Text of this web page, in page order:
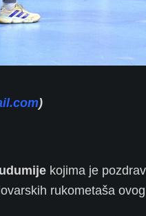
)
kojima je
rukometaša